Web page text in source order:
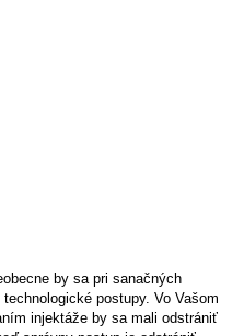
by sa pri sanačných
postupy. Vo Vašom
injektáže by sa mali odstrániť